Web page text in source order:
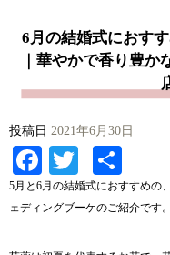
6月の結婚式におす
｜華やかで香り豊か
投稿日 2021年6月30日
Facebook
Twitter
有
5月と6月の結婚式におすすめの
ェディングブーケのご紹介です。